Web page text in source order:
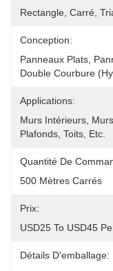
Rectangle, Carré,
Conception:
Panneaux Plats,
Double Courbure
Applications:
Murs Intérieurs,
Plafonds, Toits, Etc.
Quantité De
500 Mètres Carrés
Prix:
USD25 To USD45
Détails D'emballage: